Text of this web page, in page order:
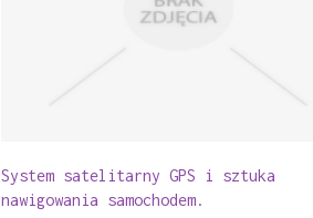
System satelitarny GPS i sztuka
nawigowania samochodem.